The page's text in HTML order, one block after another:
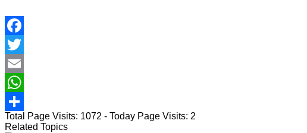
Facebook
Twitter
Email
WhatsApp
Teilen
Total Page Visits: 1072 - Today Page Visits: 2
Related Topics